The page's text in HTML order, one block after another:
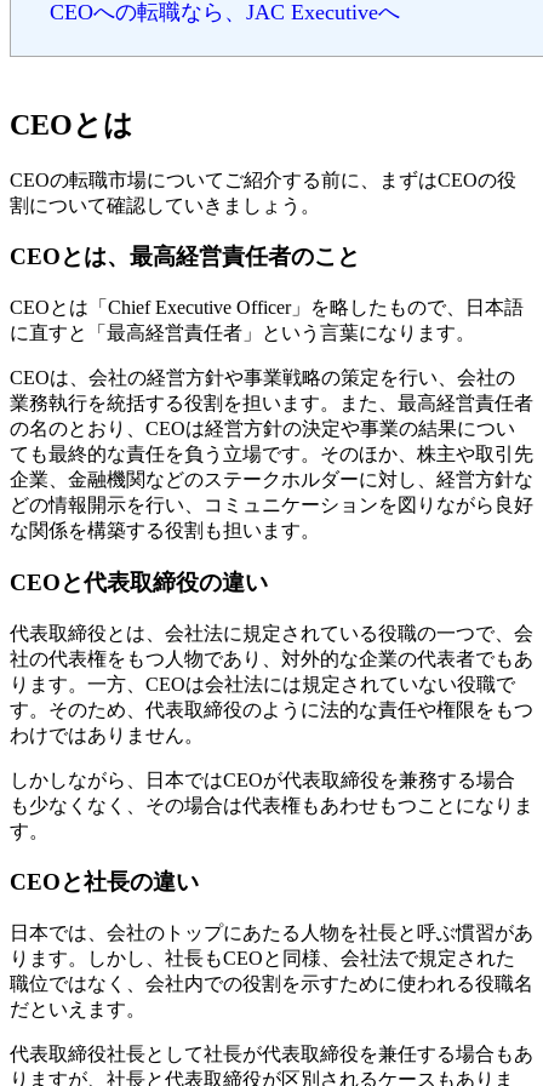
CEOへの転職なら、JAC Executiveへ
CEOとは
CEOの転職市場についてご紹介する前に、まずはCEOの役
割について確認していきましょう。
CEOとは、最高経営責任者のこと
CEOとは「Chief Executive Officer」を略したもので、日本語
に直すと「最高経営責任者」という言葉になります。
CEOは、会社の経営方針や事業戦略の策定を行い、会社の
業務執行を統括する役割を担います。また、最高経営責任者
の名のとおり、CEOは経営方針の決定や事業の結果につい
ても最終的な責任を負う立場です。そのほか、株主や取引先
企業、金融機関などのステークホルダーに対し、経営方針な
どの情報開示を行い、コミュニケーションを図りながら良好
な関係を構築する役割も担います。
CEOと代表取締役の違い
代表取締役とは、会社法に規定されている役職の一つで、会
社の代表権をもつ人物であり、対外的な企業の代表者でもあ
ります。一方、CEOは会社法には規定されていない役職で
す。そのため、代表取締役のように法的な責任や権限をもつ
わけではありません。
しかしながら、日本ではCEOが代表取締役を兼務する場合
も少なくなく、その場合は代表権もあわせもつことになりま
す。
CEOと社長の違い
日本では、会社のトップにあたる人物を社長と呼ぶ慣習があ
ります。しかし、社長もCEOと同様、会社法で規定された
職位ではなく、会社内での役割を示すために使われる役職名
だといえます。
代表取締役社長として社長が代表取締役を兼任する場合もあ
りますが、社長と代表取締役が区別されるケースもありま